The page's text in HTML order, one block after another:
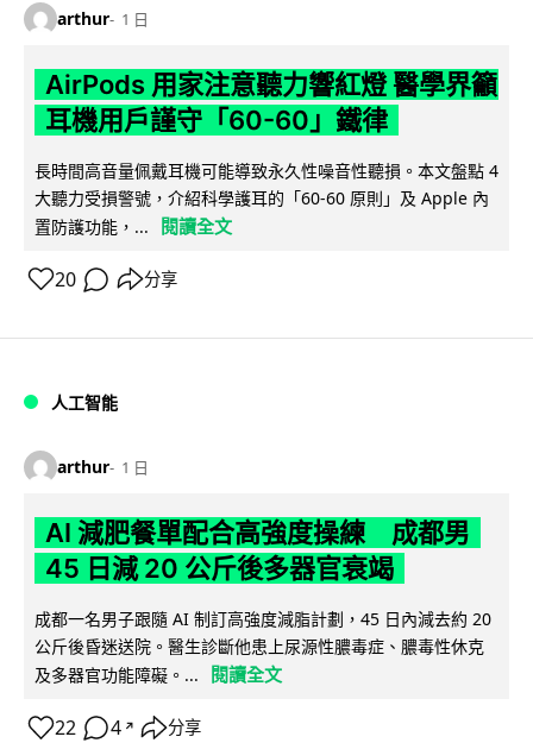
arthur 1 日
AirPods 用家注意聽力響紅燈 醫學界籲
耳機用戶謹守「60-60」鐵律
長時間高音量佩戴耳機可能導致永久性噪音性聽損。本文盤點 4
大聽力受損警號，介紹科學護耳的「60-60 原則」及 Apple 內
置防護功能，...
閱讀全文
20 分享
人工智能
arthur 1 日
AI 減肥餐單配合高強度操練 成都男
45 日減 20 公斤後多器官衰竭
成都一名男子跟隨 AI 制訂高強度減脂計劃，45 日內減去約 20
公斤後昏迷送院。醫生診斷他患上尿源性膿毒症、膿毒性休克
及多器官功能障礙。...
閱讀全文
22 4 ↗ 分享